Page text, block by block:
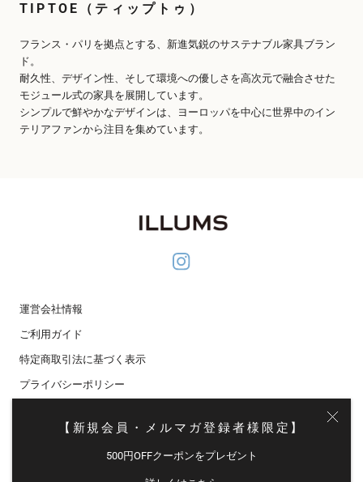
【新規会員・メルマガ登録者様限定】
500円OFFクーポンをプレゼント
TIPTOE（ティップトゥ）
フランス・パリを拠点とする、新進気鋭のサステナブル家具ブラン
ド。
耐久性、デザイン性、そして環境への優しさを高次元で融合させた
モジュール式の家具を展開しています。
シンプルで鮮やかなデザインは、ヨーロッパを中心に世界中のイン
テリアファンから注目を集めています。
運営会社情報
ご利用ガイド
特定商取引法に基づく表示
プライバシーポリシー
メールマガジン登録
© イルムス オンラインストア